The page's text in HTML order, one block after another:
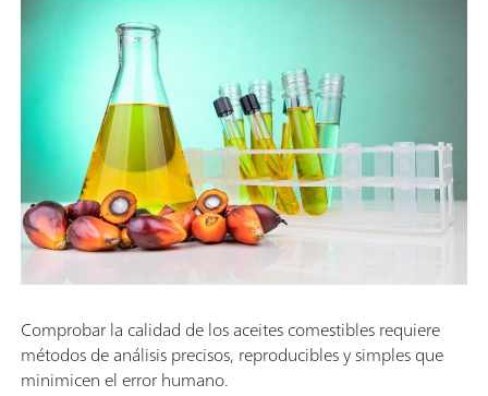
Comprobar la calidad de los aceites comestibles requiere
métodos de análisis precisos, reproducibles y simples que
minimicen el error humano.